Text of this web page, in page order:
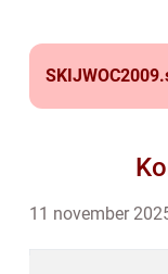
SKIJWOC2009.
11 november